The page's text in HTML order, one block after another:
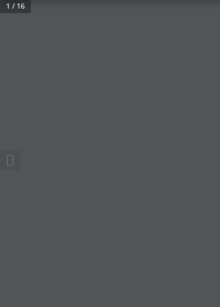
1 / 16